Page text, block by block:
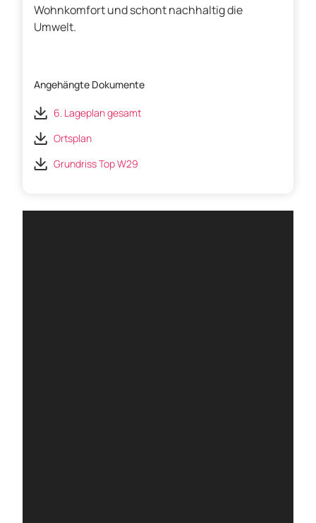
Wohnkomfort und schont nachhaltig die
Umwelt.
Angehängte Dokumente
6. Lageplan gesamt
Ortsplan
Grundriss Top W29